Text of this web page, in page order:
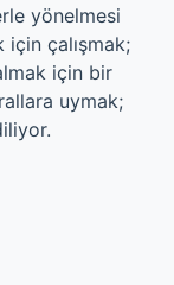
yönelmesi
için çalışmak;
için bir
uymak;